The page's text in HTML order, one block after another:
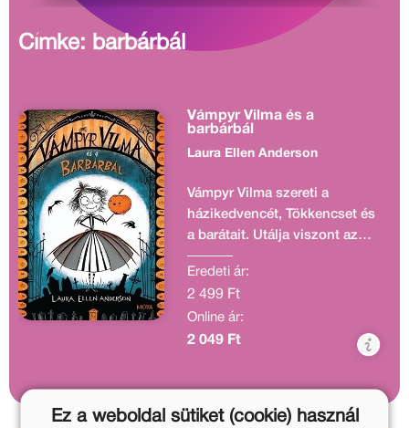
Címke: barbárbál
Vámpyr Vilma és a
barbárbál
Laura Ellen Anderson
Vámpyr Vilma szereti a
házikedvencét, Tökkencset és
a barátait. Utálja viszont az
évente megrendezett, előkelő
és unalmas barbárbált, ahová
a szülei miatt kell mennie.
Vilma ugyanis ősi
vámpírcsalád sarja. Noktürnia
kell kiszabadítania. A bátor
vámpírlány eközben ráadásul
Eredeti ár:
2 499 Ft
Online ár:
2 049 Ft
Ez a weboldal sütiket (cookie) használ